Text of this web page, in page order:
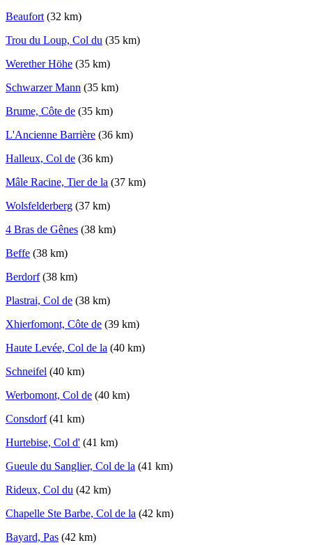
Beaufort(32 km)
Trou du Loup, Col du (35 km)
Werether Höhe (35 km)
Schwarzer Mann (35 km)
Brume, Côte de (35 km)
L'Ancienne Barrière (36 km)
Halleux, Col de (36 km)
Mâle Racine, Tier de la (37 km)
Wolsfelderberg (37 km)
4 Bras de Gênes (38 km)
Beffe (38 km)
Berdorf(38 km)
Plastrai, Col de (38 km)
Xhierfomont, Côte de (39 km)
Haute Levée, Col de la (40 km)
Schneifel (40 km)
Werbomont, Col de (40 km)
Consdorf(41 km)
Hurtebise, Col d' (41 km)
Gueule du Sanglier, Col de la (41 km)
Rideux, Col du (42 km)
Chapelle Ste Barbe, Col de la (42 km)
Bayard, Pas (42 km)